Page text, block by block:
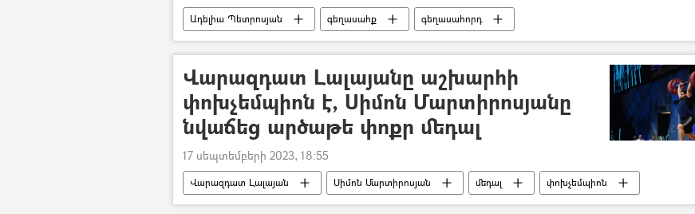
Ադելիա Պետրոսյան գեղասահք գեղասահորդ
Վարազդատ Լալայանը աշխարհի
փոխչեմպիոն է, Սիմոն Մարտիրոսյանը
նվաճեց արծաթե փոքր մեդալ
17 սեպտեմբերի 2023, 18:55
Վարազդատ Լալայան Սիմոն Մարտիրոսյան մեդալ
փոխչեմպիոն
ծանրամարտ
Ծանրամատի աշխարհի առաջնություն